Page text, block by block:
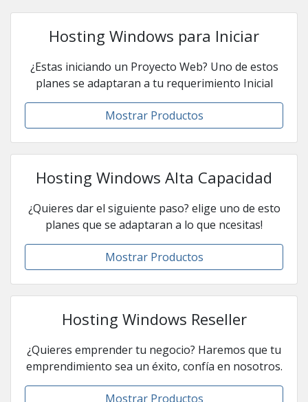
Hosting Windows para Iniciar
¿Estas iniciando un Proyecto Web? Uno de estos
planes se adaptaran a tu requerimiento Inicial
Mostrar Productos
Hosting Windows Alta Capacidad
¿Quieres dar el siguiente paso? elige uno de esto
planes que se adaptaran a lo que ncesitas!
Mostrar Productos
Hosting Windows Reseller
¿Quieres emprender tu negocio? Haremos que tu
emprendimiento sea un éxito, confía en nosotros.
Mostrar Productos